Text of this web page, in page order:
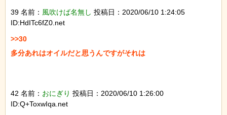
39 名前： 風吹けば名無し 投稿日：2020/06/10 1:24:05
ID:HdITc6fZ0.net
>>30
多分あれはオイルだと思うんですがそれは
42 名前： おにぎり 投稿日：2020/06/10 1:26:00
ID:Q+ToxwIqa.net